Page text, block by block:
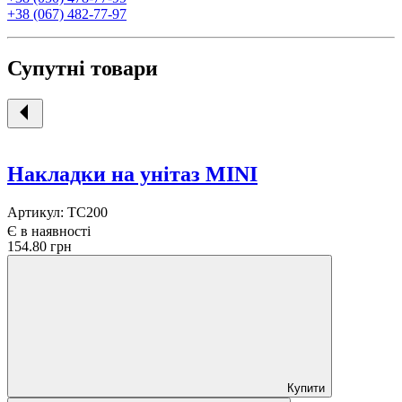
+38 (067) 482-77-97
Супутні товари
Накладки на унітаз MINI
Артикул: TC200
Є в наявності
154.80 грн
Купити